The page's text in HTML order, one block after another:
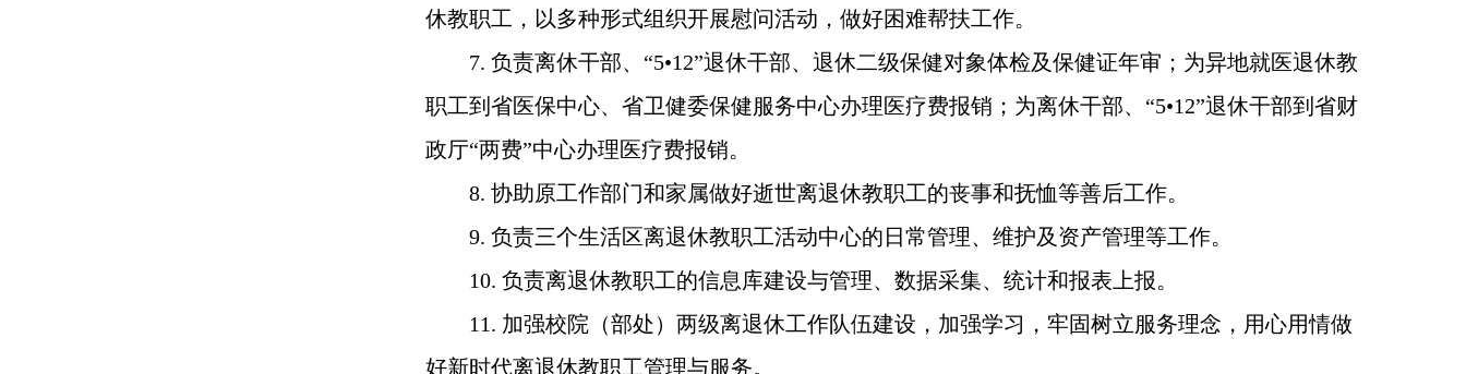
休教职工，以多种形式组织开展慰问活动，做好困难帮扶工作。
7. 负责离休干部、“5•12”退休干部、退休二级保健对象体检及保健证年审；为异地就医退休教
职工到省医保中心、省卫健委保健服务中心办理医疗费报销；为离休干部、“5•12”退休干部到省财
政厅“两费”中心办理医疗费报销。
8. 协助原工作部门和家属做好逝世离退休教职工的丧事和抚恤等善后工作。
9. 负责三个生活区离退休教职工活动中心的日常管理、维护及资产管理等工作。
10. 负责离退休教职工的信息库建设与管理、数据采集、统计和报表上报。
11. 加强校院（部处）两级离退休工作队伍建设，加强学习，牢固树立服务理念，用心用情做
好新时代离退休教职工管理与服务。